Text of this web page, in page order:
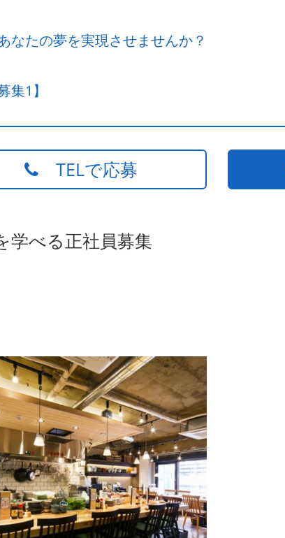
なたの夢を実現させませんか？
集1】
TELで応募
学べる正社員募集